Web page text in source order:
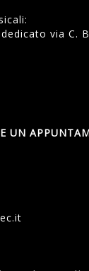
dedicato via C.
UN